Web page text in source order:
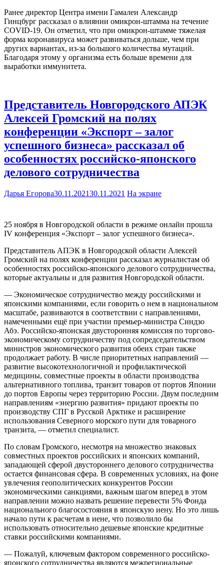
Ранее директор Центра имени Гамалеи Александр
Гинцбург рассказал о влиянии омикрон-штамма на течение
COVID-19. Он отметил, что при омикрон-штамме тяжелая
форма коронавируса может развиваться дольше, чем при
других вариантах, из-за большого количества мутаций.
Благодаря этому у организма есть больше времени для
выработки иммунитета.
Представитель Новгородского АПЭК
Алексей Громский на полях
конференции «Экспорт – залог
успешного бизнеса» рассказал об
особенностях российско-японского
делового сотрудничества
Дарья Егорова30.11.202130.11.2021 На экране
25 ноября в Новгородской области в режиме онлайн прошла
IV конференция «Экспорт – залог успешного бизнеса».
Представитель АПЭК в Новгородской области Алексей
Громский на полях конференции рассказал журналистам об
особенностях российско-японского делового сотрудничества,
которые актуальны и для развития Новгородской области.
— Экономическое сотрудничество между российскими и
японскими компаниями, если говорить о нем в национальном
масштабе, развиваются в соответствии с направлениями,
намеченными ещё при участии премьер-министра Синдзо
Абэ. Российско-японская двусторонняя комиссия по торгово-
экономическому сотрудничеству под сопредседательством
министров экономического развития обеих стран также
продолжает работу. В числе приоритетных направлений —
развитие высокотехнологичной и профилактической
медицины, совместные проекты в области производства
альтернативного топлива, транзит товаров от портов Японии
до портов Европы через территорию России. Двум последним
направлениям «энергию развития» придают проекты по
производству СПГ в Русской Арктике и расширение
использования Северного морского пути для товарного
транзита, — отметил специалист.
По словам Громского, несмотря на множество знаковых
совместных проектов российских и японских компаний,
западающей сферой двустороннего делового сотрудничества
остается финансовая сфера. В современных условиях, на фоне
увлечения геополитических конкурентов России
экономическими санкциями, важным шагом вперед в этом
направлении можно назвать решение перевести 5% Фонда
национального благосостояния в японскую иену. Но это лишь
начало пути к расчетам в иене, что позволило бы
использовать относительно дешевые японские кредитные
ставки российскими компаниями.
— Пожалуй, ключевым фактором современного российско-
японского сотрудничества являются межрегиональные